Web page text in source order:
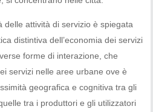
delle attività di servizio è spiegata
distintiva dell’economia dei servizi
forme di interazione, che
servizi nelle aree urbane ove è
geografica e cognitiva tra gli
tra i produttori e gli utilizzatori